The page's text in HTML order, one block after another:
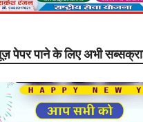
पेपर पाने के लिए अभी